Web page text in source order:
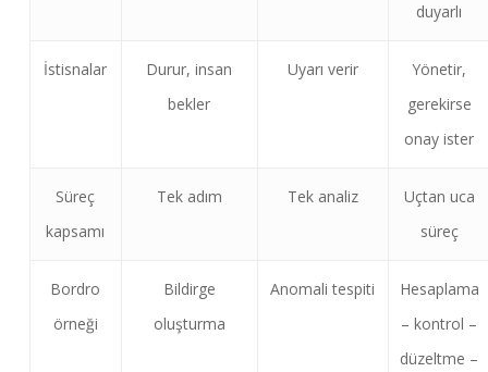
duyarlı
İstisnalar
Durur, insan
bekler
Uyarı verir
Yönetir,
gerekirse
onay ister
Süreç
kapsamı
Tek adım Tek analiz
Uçtan uca
süreç
Bordro
örneği
Bildirge
oluşturma
Anomali tespiti
Hesaplama
– kontrol –
düzeltme –